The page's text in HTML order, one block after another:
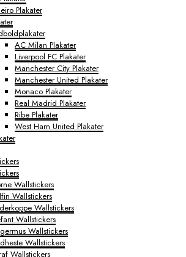
Plakater
AC Milan Plakater
Liverpool FC Plakater
Manchester City Plakater
Manchester United Plakater
Monaco Plakater
Real Madrid Plakater
Ribe Plakater
West Ham United Plakater
Wallstickers
Wallstickers
Wallstickers
Wallstickers
Wallstickers
Wallstickers
Wallstickers